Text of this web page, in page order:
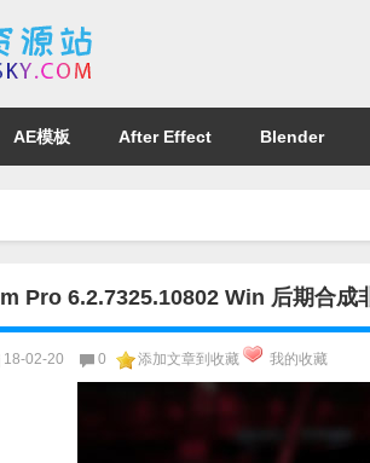
AE模板 After Effect Blender
Pro 6.2.7325.10802 Win 后期合成
18-02-20 0 添加文章到收藏 我的收藏